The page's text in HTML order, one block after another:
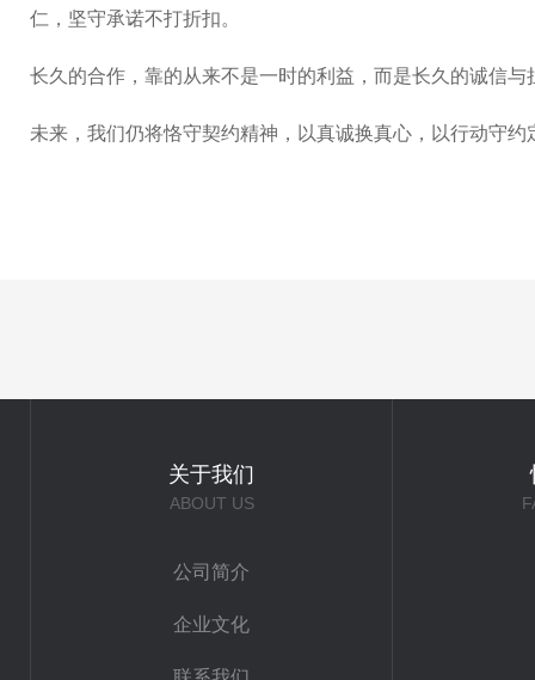
仁，坚守承诺不打折扣。
长久的合作，靠的从来不是一时的利益，而是长久的诚信
未来，我们仍将恪守契约精神，以真诚换真心，以行动守
关于我们
ABOUT US
公司简介
企业文化